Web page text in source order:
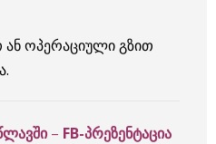
ოპერაციული გზით
– FB-პრეზენტაცია